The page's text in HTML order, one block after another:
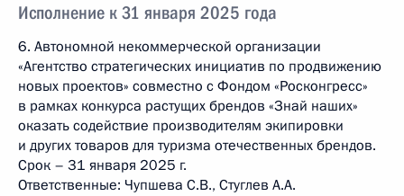
Исполнение к 31 января 2025 года
6. Автономной некоммерческой организации
«Агентство стратегических инициатив по продвижению
новых проектов» совместно с Фондом «Росконгресс»
в рамках конкурса растущих брендов «Знай наших»
оказать содействие производителям экипировки
и других товаров для туризма отечественных брендов.
Срок – 31 января 2025 г.
Ответственные: Чупшева С.В., Стуглев А.А.